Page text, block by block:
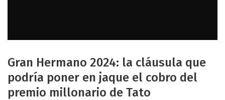
Gran Hermano 2024: la cláusula que
podría poner en jaque el cobro del
premio millonario de Tato